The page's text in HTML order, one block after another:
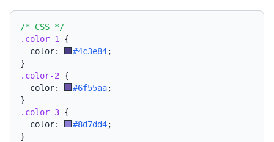
/* CSS */
.color-1
{
  color:
#4c3e84;
}
.color-2 {
  color:
#6f55aa;
}
.color-3 {
  color:
#8d7dd4;
}